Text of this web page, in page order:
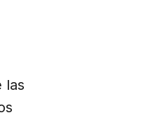
las